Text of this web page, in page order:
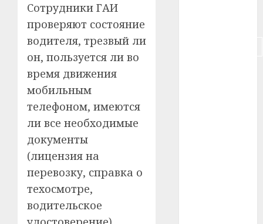
Сотрудники ГАИ
проверяют состояние
водителя, трезвый ли
он, пользуется ли во
время движения
мобильным
телефоном, имеются
ли все необходимые
документы
(лицензия на
перевозку, справка о
техосмотре,
водительское